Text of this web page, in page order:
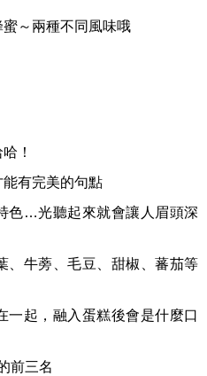
～兩種不同風味哦
！
有完美的句點
色…光聽起來就會讓人眉頭深
、牛蒡、毛豆、甜椒、蕃茄等
一起，融入蛋糕後會是什麼口
前三名